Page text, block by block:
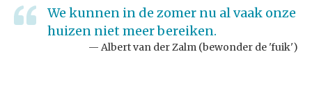
We kunnen in de zomer nu al vaak onze
huizen niet meer bereiken.
Albert van der Zalm (bewonder de 'fuik')